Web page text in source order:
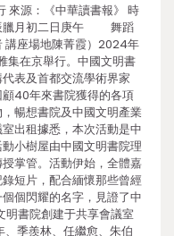
來源：《中華讀書報》 時
臘月初二日庚午 舞蹈
講座場地陳菁霞）2024年
集在京舉行。中國文明書
表及首都交流學術界家
40年來書院獲得的各項
暢想書院及中國文明產業
出租據悉，本次活動是中
小樹屋由中國文明書院理
掌管。活動伊始，全體嘉
短片，配合緬懷那些曾經
個閃耀的名字，見證了中
書院創建于共享會議室
季羨林、任繼愈、朱伯